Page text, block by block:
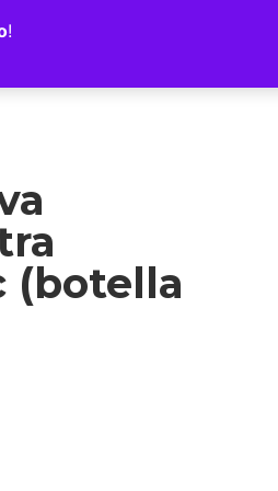
!
(botella